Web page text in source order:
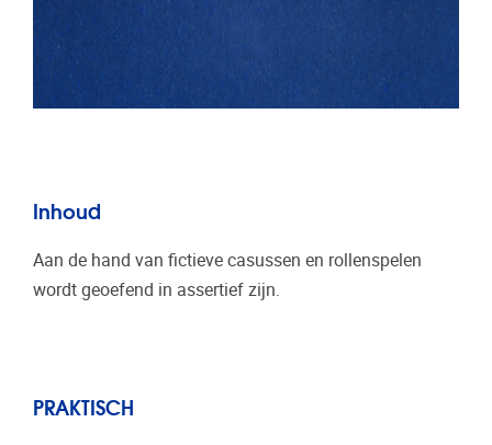
Inhoud
Aan de hand van fictieve casussen en rollenspelen
wordt geoefend in assertief zijn.
PRAKTISCH